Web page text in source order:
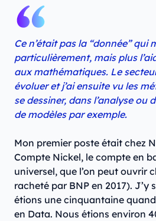
Ce n’était pas la “donnée” qui
particulièrement, mais plus
aux mathématiques. Le
évoluer et j’ai ensuite vu les
se dessiner, dans l’analyse ou
de modèles par exemple.
Mon premier poste était chez
Compte Nickel, le compte en
universel, que l’on peut ouvrir
racheté par BNP en 2017). J’y
étions une cinquantaine
en Data. Nous étions environ